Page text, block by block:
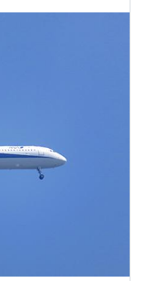
ラケーの特徴的な
ンが国内メーカー
したスマートフォ
したスマートフォ